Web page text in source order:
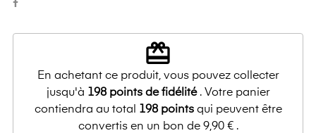
redeem
En achetant ce produit, vous pouvez collecter
jusqu'à 198points de fidélité. Votre panier
contiendra au total 198pointsqui peuvent être
convertis en un bon de 9,90 €.